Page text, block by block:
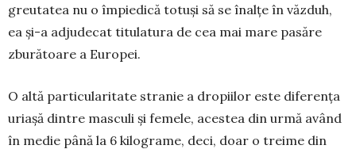
greutatea nu o împie­dică totuși să se înalțe în văzduh,
ea și-a adjudecat titulatura de cea mai mare pasăre
zburătoare a Eu­ro­pei.
O altă particularitate stranie a dropiilor este diferența
uriașă dintre masculi și femele, acestea din urmă având
în medie până la 6 kilograme, deci, doar o treime din